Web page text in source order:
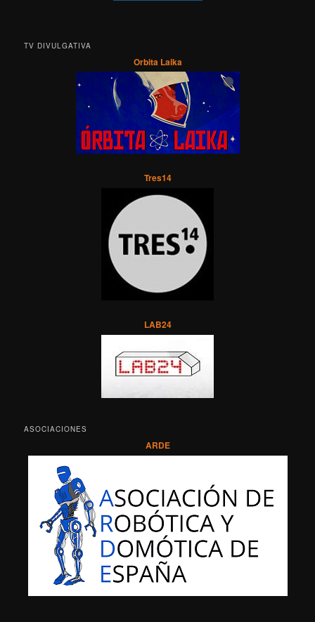
TV DIVULGATIVA
Orbita Laika
Tres14
LAB24
ASOCIACIONES
ARDE